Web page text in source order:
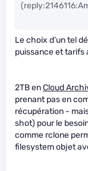
Le choix d’un tel
puissance et tarifs
2TB enCloud
prenant pas en
récupération -
shot) pour le
comme rclone
filesystem objet